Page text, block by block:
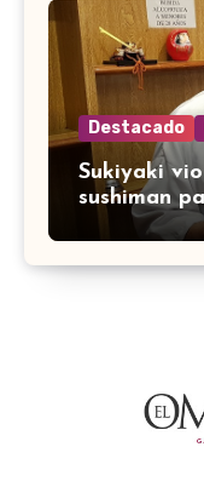
Destacado
Sukiyaki
sushiman